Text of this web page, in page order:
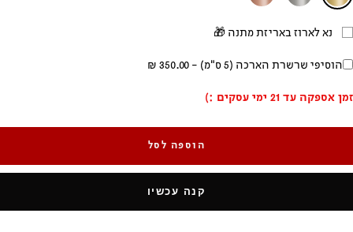
צהוב לבן אדום
נא לארוז באריזת מתנה 🎁
הוסיפי שרשרת הארכה (5 ס"מ) - 350.00 ₪
זמן אספקה עד 21 ימי עסקים :)
הוספה לסל
קנה עכשיו